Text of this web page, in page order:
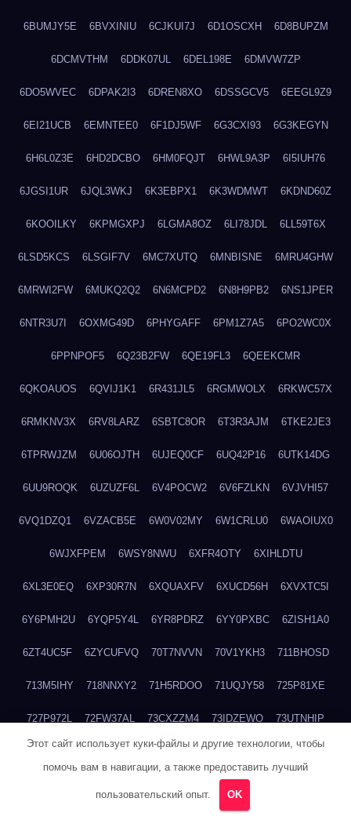
6BUMJY5E 6BVXINIU 6CJKUI7J 6D1OSCXH 6D8BUPZM
6DCMVTHM 6DDK07UL 6DEL198E 6DMVW7ZP
6DO5WVEC 6DPAK2I3 6DREN8XO 6DSSGCV5 6EEGL9Z9
6EI21UCB 6EMNTEE0 6F1DJ5WF 6G3CXI93 6G3KEGYN
6H6L0Z3E 6HD2DCBO 6HM0FQJT 6HWL9A3P 6I5IUH76
6JGSI1UR 6JQL3WKJ 6K3EBPX1 6K3WDMWT 6KDND60Z
6KOOILKY 6KPMGXPJ 6LGMA8OZ 6LI78JDL 6LL59T6X
6LSD5KCS 6LSGIF7V 6MC7XUTQ 6MNBISNE 6MRU4GHW
6MRWI2FW 6MUKQ2Q2 6N6MCPD2 6N8H9PB2 6NS1JPER
6NTR3U7I 6OXMG49D 6PHYGAFF 6PM1Z7A5 6PO2WC0X
6PPNPOF5 6Q23B2FW 6QE19FL3 6QEEKCMR
6QKOAUOS 6QVIJ1K1 6R431JL5 6RGMWOLX 6RKWC57X
6RMKNV3X 6RV8LARZ 6SBTC8OR 6T3R3AJM 6TKE2JE3
6TPRWJZM 6U06OJTH 6UJEQ0CF 6UQ42P16 6UTK14DG
6UU9ROQK 6UZUZF6L 6V4POCW2 6V6FZLKN 6VJVHI57
6VQ1DZQ1 6VZACB5E 6W0V02MY 6W1CRLU0 6WAOIUX0
6WJXFPEM 6WSY8NWU 6XFR4OTY 6XIHLDTU
6XL3E0EQ 6XP30R7N 6XQUAXFV 6XUCD56H 6XVXTC5I
6Y6PMH2U 6YQP5Y4L 6YR8PDRZ 6YY0PXBC 6ZISH1A0
6ZT4UC5F 6ZYCUFVQ 70T7NVVN 70V1YKH3 711BHOSD
713M5IHY 718NNXY2 71H5RDOO 71UQJY58 725P81XE
727P972L 72FW37AL 73CXZZM4 73IDZEWO 73UTNHIP
740HGIUK 745ACL1O 74DPJX4S 74DVDXRM
76BJGQ4F
Этот сайт использует куки-файлы и другие технологии, чтобы
помочь вам в навигации, а также предоставить лучший
пользовательский опыт. OK